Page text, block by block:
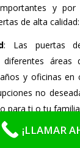
y
de alta calidad:
: Las puertas
diferentes
y oficinas en
no
para ti o tu
: Las puertas
seguridad y
¡LLAMAR